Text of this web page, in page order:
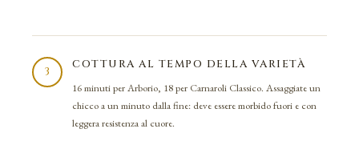
3
COTTURA AL TEMPO DELLA VARIETÀ
16 minuti per Arborio, 18 per Carnaroli Classico. Assaggiate un
chicco a un minuto dalla fine: deve essere morbido fuori e con
leggera resistenza al cuore.